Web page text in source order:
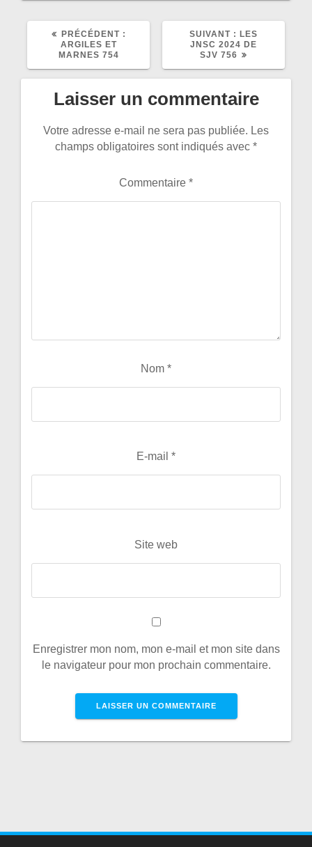
PRÉCÉDENT :
ARGILES ET
MARNES 754
SUIVANT : ARTICLE
SUIVANT
:
LES
JNSC 2024 DE
SJV 756
Laisser un commentaire
Votre adresse e-mail ne sera pas publiée. Les
champs obligatoires sont indiqués avec *
Commentaire *
Nom *
E-mail *
Site web
Enregistrer mon nom, mon e-mail et mon site dans
le navigateur pour mon prochain commentaire.